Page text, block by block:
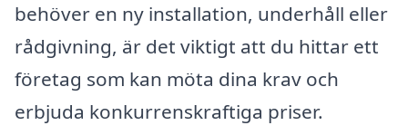
behöver en ny installation, underhåll eller
rådgivning, är det viktigt att du hittar ett
företag som kan möta dina krav och
erbjuda konkurrenskraftiga priser.